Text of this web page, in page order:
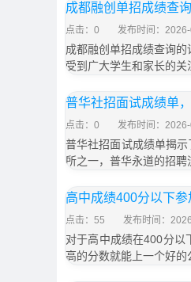
成都融创单招成绩查
点击：0 发布时间：
成都融创单招成绩查询
受到广大学生和家长的
普华社招面试成绩单
点击：0 发布时间：
普华社招面试成绩单揭
所之一，普华永道的招
高中成绩400分以下
点击：55 发布时间：
对于高中成绩在400分以
高的分数就能上一个好